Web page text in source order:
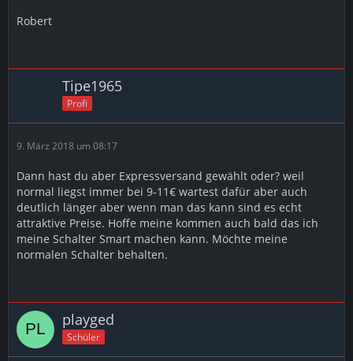
Robert
Tipe1965
Profi
9. März 2018 um 08:17
Dann hast du aber Expressversand gewählt oder? weil
normal liegst immer bei 9-11€ wartest dafür aber auch
deutlich länger aber wenn man das kann sind es echt
attraktive Preise. Hoffe meine kommen auch bald das ich
meine Schalter Smart machen kann. Möchte meine
normalen Schalter behalten.
playged
Schüler